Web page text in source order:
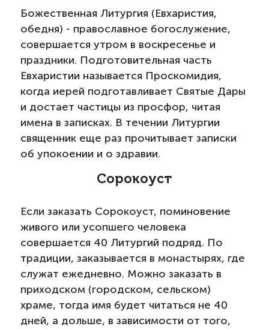
Божественная Литургия (Евхаристия,
обедня) - православное богослужение,
совершается утром в воскресенье и
праздники. Подготовительная часть
Евхаристии называется Проскомидия,
когда иерей подготавливает Святые Дары
и достает частицы из просфор, читая
имена в записках. В течении Литургии
священник еще раз прочитывает записки
об упокоении и о здравии.
Сорокоуст
Если заказать Сорокоуст, поминовение
живого или усопшего человека
совершается 40 Литургий подряд. По
традиции, заказывается в монастырях, где
служат ежедневно. Можно заказать в
приходском (городском, сельском)
храме, тогда имя будет читаться не 40
дней, а дольше, в зависимости от того,